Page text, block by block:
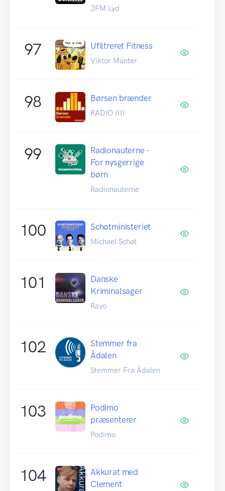
JFM Lyd
97 Ufiltreret Fitness
Viktor Münter
98 Børsen brænder
RADIO IIII
99
Radionauterne -
For nysgerrige
børn
Radionauterne
100 Schøtministeriet
Michael Schøt
101
Danske
Kriminalsager
Rayo
102
Stemmer fra
Ådalen
Stemmer Fra Ådalen
103
Podimo
præsenterer
Podimo
104
Akkurat med
Clement